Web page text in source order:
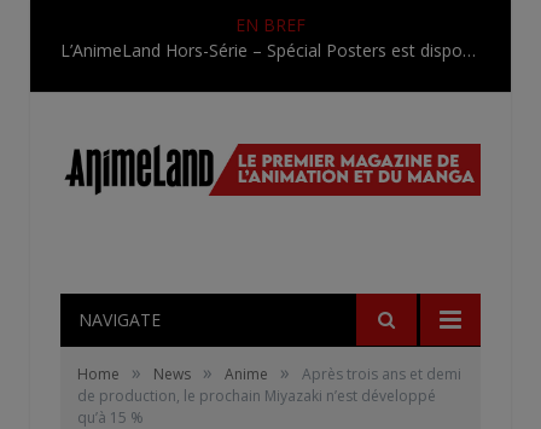
EN BREF
L’AnimeLand Hors-Série – Spécial Posters est disponible !
NAVIGATE
Home » News » Anime »
Après trois ans et demi
de production, le prochain Miyazaki n’est développé
qu’à 15 %